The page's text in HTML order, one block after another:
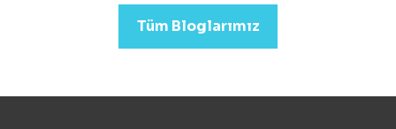
emlak)sektörleri için
Drone Fiyatları oldukça
Tüm Bloglarımız